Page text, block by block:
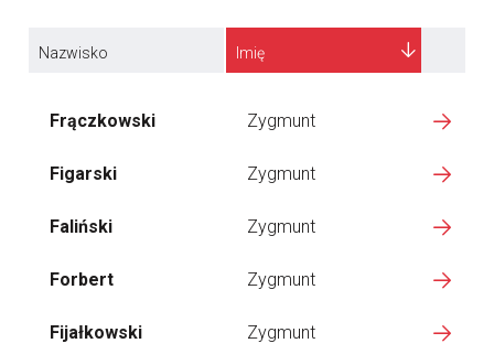
Nazwisko Imię
Frączkowski Zygmunt
Figarski Zygmunt
Faliński Zygmunt
Forbert Zygmunt
Fijałkowski Zygmunt